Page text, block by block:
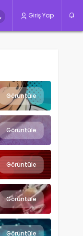
Giriş Yap
Görüntüle
Görüntüle
Görüntüle
Görüntüle
Görüntüle